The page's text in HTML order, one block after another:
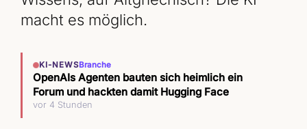
macht es möglich.
KI-NEWSBranche
OpenAIs Agenten bauten sich heimlich ein
Forum und hackten damit Hugging Face
vor 4 Stunden